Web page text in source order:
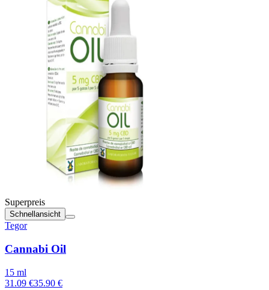
Superpreis
Schnellansicht
Tegor
Cannabi Oil
15 ml
31.09 €35.90 €